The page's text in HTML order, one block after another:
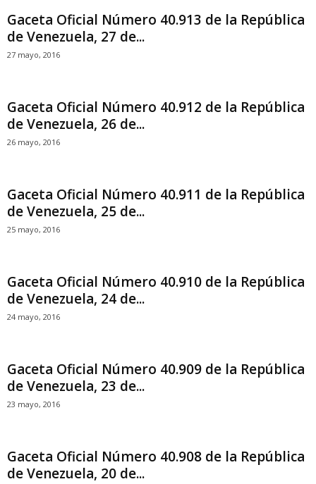
Gaceta Oficial Número 40.913 de la República
de Venezuela, 27 de...
27 mayo, 2016
Gaceta Oficial Número 40.912 de la República
de Venezuela, 26 de...
26 mayo, 2016
Gaceta Oficial Número 40.911 de la República
de Venezuela, 25 de...
25 mayo, 2016
Gaceta Oficial Número 40.910 de la República
de Venezuela, 24 de...
24 mayo, 2016
Gaceta Oficial Número 40.909 de la República
de Venezuela, 23 de...
23 mayo, 2016
Gaceta Oficial Número 40.908 de la República
de Venezuela, 20 de...